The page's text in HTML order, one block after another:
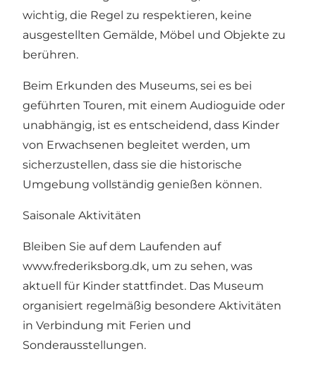
wichtig, die Regel zu respektieren, keine
ausgestellten Gemälde, Möbel und Objekte zu
berühren.
Beim Erkunden des Museums, sei es bei
geführten Touren, mit einem Audioguide oder
unabhängig, ist es entscheidend, dass Kinder
von Erwachsenen begleitet werden, um
sicherzustellen, dass sie die historische
Umgebung vollständig genießen können.
Saisonale Aktivitäten
Bleiben Sie auf dem Laufenden auf
www.frederiksborg.dk, um zu sehen, was
aktuell für Kinder stattfindet. Das Museum
organisiert regelmäßig besondere Aktivitäten
in Verbindung mit Ferien und
Sonderausstellungen.